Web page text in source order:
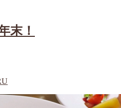
末！